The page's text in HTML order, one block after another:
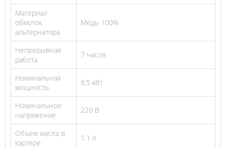
Материал
обмоток
альтернатора
Медь 100%
Непрерывная
работа
7 часов
Номинальная
мощность
8,5 кВт
Номинальное
напряжение
220 В
Объем масла в
картере
1.1 л